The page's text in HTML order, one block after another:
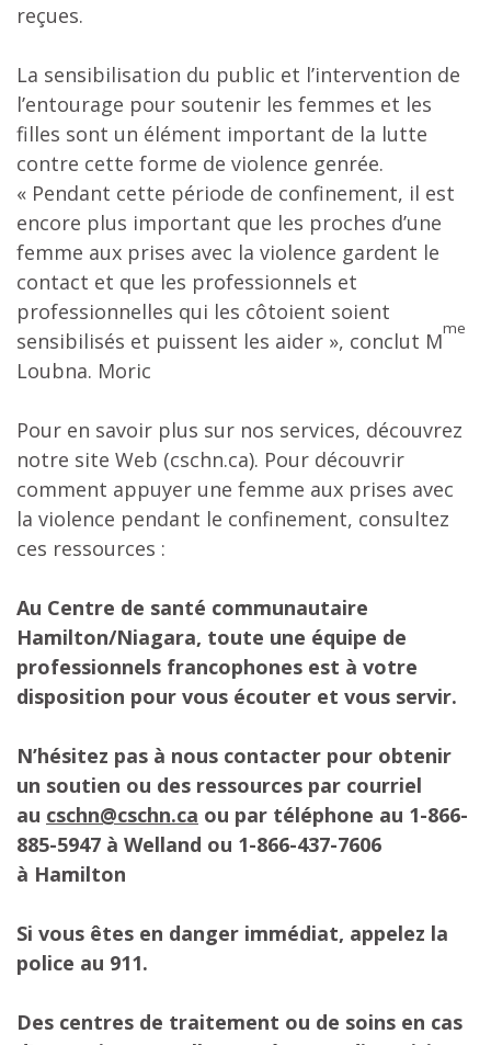
reçues.
La sensibilisation du public et l’intervention de
l’entourage pour soutenir les femmes et les
filles sont un élément important de la lutte
contre cette forme de violence genrée.
« Pendant cette période de confinement, il est
encore plus important que les proches d’une
femme aux prises avec la violence gardent le
contact et que les professionnels et
professionnelles qui les côtoient soient
sensibilisés et puissent les aider », conclut Mme
Loubna. Moric
Pour en savoir plus sur nos services, découvrez
notre site Web (cschn.ca). Pour découvrir
comment appuyer une femme aux prises avec
la violence pendant le confinement, consultez
ces ressources :
Au Centre de santé communautaire
Hamilton/Niagara, toute une équipe de
professionnels francophones est à votre
disposition pour vous écouter et vous servir.
N’hésitez pas à nous contacter pour obtenir
un soutien ou des ressources par courriel
au cschn@cschn.ca ou par téléphone au 1-866-
885-5947 à Welland ou 1-866-437-7606
à Hamilton
Si vous êtes en danger immédiat, appelez la
police au 911.
Des centres de traitement ou de soins en cas